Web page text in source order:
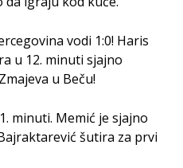
vodi 1:0! Haris
u 12. minuti sjajno
u Beču!
minuti. Memić je sjajno
šutira za prvi